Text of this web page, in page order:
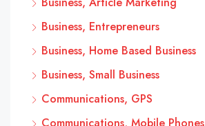
Business, Entrepreneurs
Business, Home Based Business
Business, Small Business
Communications, GPS
Communications, Mobile Phones